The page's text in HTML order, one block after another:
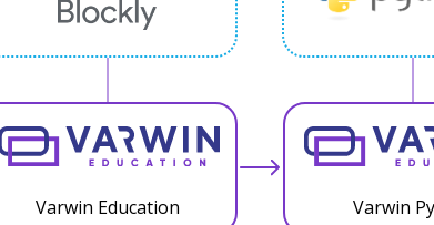
Varwin
Varwin Education